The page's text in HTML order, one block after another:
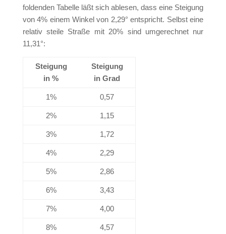
foldenden Tabelle läßt sich ablesen, dass eine Steigung
von 4% einem Winkel von 2,29° entspricht. Selbst eine
relativ steile Straße mit 20% sind umgerechnet nur
11,31°:
Steigung
in %
Steigung
in Grad
1% 0,57
2% 1,15
3% 1,72
4% 2,29
5% 2,86
6% 3,43
7% 4,00
8% 4,57